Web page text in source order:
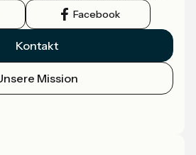
Facebook
Kontakt
Mission